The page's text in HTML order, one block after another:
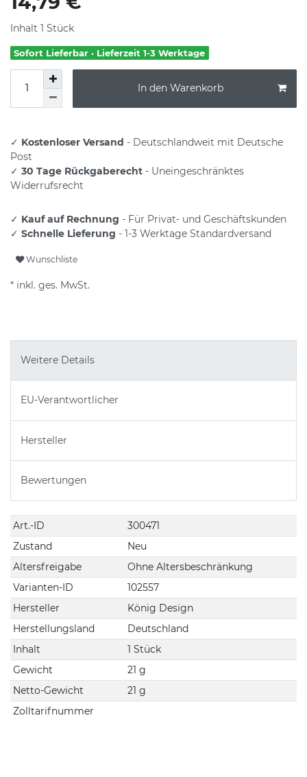
Inhalt 1 Stück
Sofort Lieferbar · Lieferzeit 1-3 Werktage
In den Warenkorb
✓ Kostenloser Versand - Deutschlandweit mit Deutsche
Post
✓ 30 Tage Rückgaberecht - Uneingeschränktes
Widerrufsrecht
✓ Kauf auf Rechnung - Für Privat- und Geschäftskunden
✓ Schnelle Lieferung - 1-3 Werktage Standardversand
Wunschliste
* inkl. ges. MwSt.
Weitere Details
EU-Verantwortlicher
Hersteller
Bewertungen
Technisches
Merkmal
Wert
Art.-ID
300471
Zustand
Neu
Altersfreigabe
Ohne Altersbeschränkung
Varianten-ID
102557
Hersteller
König Design
Herstellungsland
Deutschland
Inhalt
1 Stück
Gewicht
21 g
Netto-Gewicht
21 g
Zolltarifnummer